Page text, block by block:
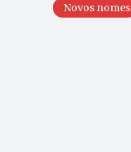
Novos nomes